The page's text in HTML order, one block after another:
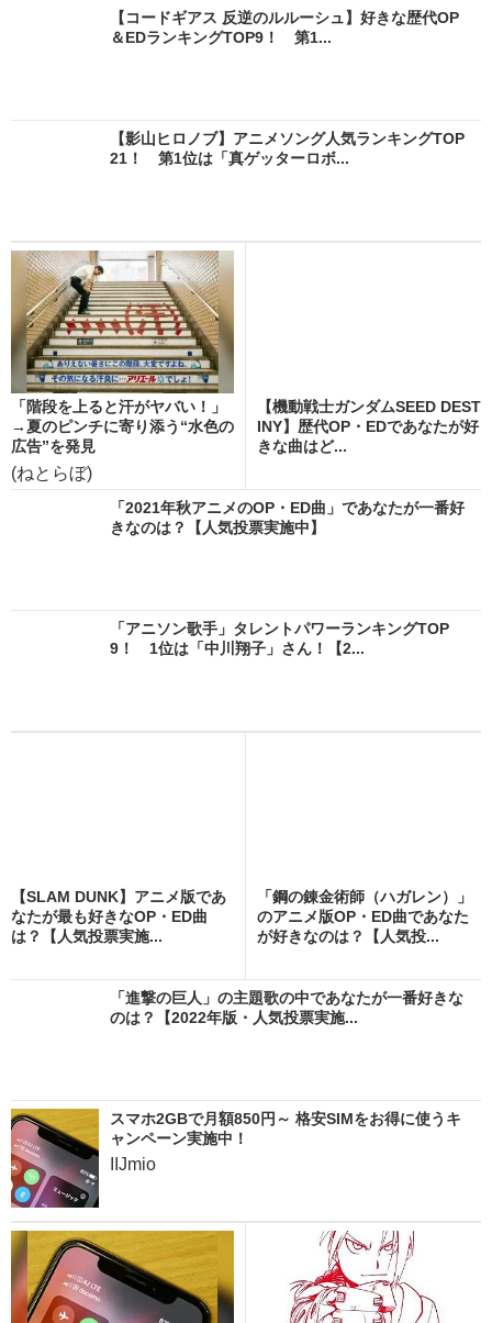
【コードギアス 反逆のルルーシュ】好きな歴代OP
＆EDランキングTOP9！ 第1...
【影山ヒロノブ】アニメソング人気ランキングTOP
21！ 第1位は「真ゲッターロボ...
「階段を上ると汗がヤバい！」
→夏のピンチに寄り添う“水色の
広告”を発見
(ねとらぼ)
【機動戦士ガンダムSEED DEST
INY】歴代OP・EDであなたが好
きな曲はど...
「2021年秋アニメのOP・ED曲」であなたが一番好
きなのは？【人気投票実施中】
「アニソン歌手」タレントパワーランキングTOP
9！ 1位は「中川翔子」さん！【2...
【SLAM DUNK】アニメ版であ
なたが最も好きなOP・ED曲
は？【人気投票実施...
「鋼の錬金術師（ハガレン）」
のアニメ版OP・ED曲であなた
が好きなのは？【人気投...
「進撃の巨人」の主題歌の中であなたが一番好きな
のは？【2022年版・人気投票実施...
スマホ2GBで月額850円～ 格安SIMをお得に使うキ
ャンペーン実施中！
IIJmio